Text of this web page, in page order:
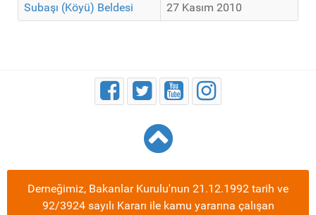
Subaşı (Köyü) Beldesi
27 Kasım 2010
Derneğimiz, Bakanlar Kurulu'nun 21.12.1992 tarih ve
92/3924 sayılı Kararı ile kamu yararına çalışan